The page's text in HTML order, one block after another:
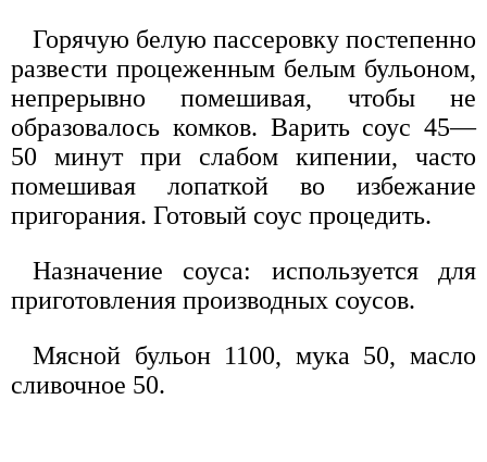
Горячую белую пассеровку постепенно
развести процеженным белым бульоном,
непрерывно помешивая, чтобы не
образовалось комков. Варить соус 45—
50 минут при слабом кипении, часто
помешивая лопаткой во избежание
пригорания. Готовый соус процедить.
Назначение соуса: используется для
приготовления производных соусов.
Мясной бульон 1100, мука 50, масло
сливочное 50.